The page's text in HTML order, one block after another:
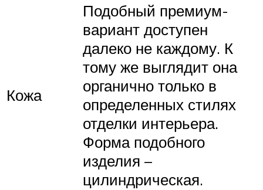
Кожа
Подобный премиум-
вариант доступен
далеко не каждому. К
тому же выглядит она
органично только в
определенных стилях
отделки интерьера.
Форма подобного
изделия –
цилиндрическая.